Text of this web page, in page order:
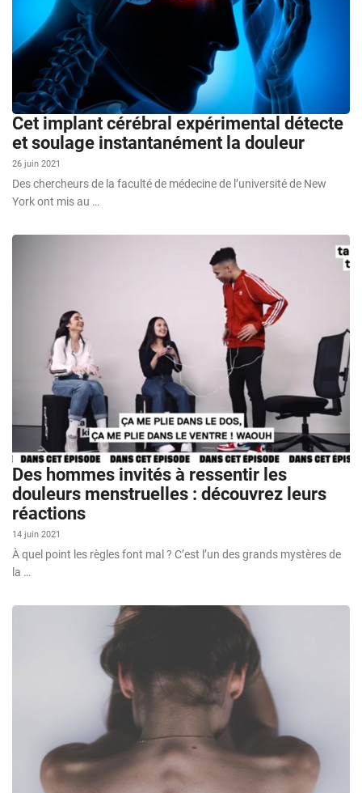
Cet implant cérébral expérimental détecte
et soulage instantanément la douleur
26 juin 2021
Des chercheurs de la faculté de médecine de l’université de New
York ont mis au …
Des hommes invités à ressentir les
douleurs menstruelles : découvrez leurs
réactions
14 juin 2021
À quel point les règles font mal ? C’est l’un des grands mystères de
la …